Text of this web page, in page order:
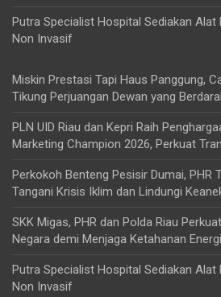
Putra Specialist Hospital Sediakan
Non Invasif
Miskin Prestasi Tapi Haus Panggung,
Tikung Perjuangan Dewan yang
PLN UID Riau dan Kepri Raih
Marketing Champion 2026, Perkuat
Perkokoh Benteng Pesisir Dumai, PHR
Tangani Krisis Iklim dan Lindungi
SKK Migas, PHR dan Polda Riau
Negara demi Menjaga Ketahanan
Putra Specialist Hospital Sediakan
Non Invasif